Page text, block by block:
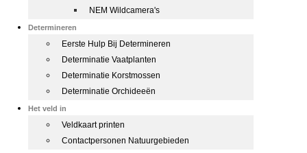
NEM Wildcamera's
Determineren
Eerste Hulp Bij Determineren
Determinatie Vaatplanten
Determinatie Korstmossen
Determinatie Orchideeën
Het veld in
Veldkaart printen
Contactpersonen Natuurgebieden